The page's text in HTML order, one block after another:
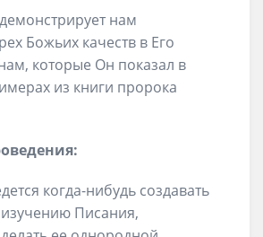
нам
Божьих качеств в Его
которые Он показал в
из книги пророка
когда-нибудь создавать
Писания,